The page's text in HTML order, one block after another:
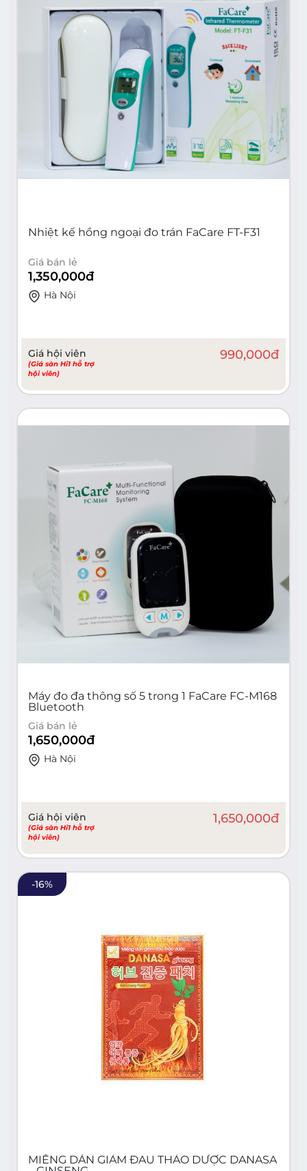
Nhiệt kế hồng ngoại đo trán FaCare FT-F31
Giá bán lẻ
1,350,000đ
Hà Nội
Giá hội viên
(Giá sàn Hi1 hỗ trợ
hội viên)
990,000đ
Máy đo đa thông số 5 trong 1 FaCare FC-M168
Bluetooth
Giá bán lẻ
1,650,000đ
Hà Nội
Giá hội viên
(Giá sàn Hi1 hỗ trợ
hội viên)
1,650,000đ
-16%
MIẾNG DÁN GIẢM ĐAU THẢO DƯỢC DANASA